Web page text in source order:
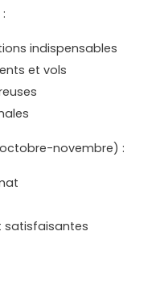
indispensables
et vols
novembre) :
satisfaisantes